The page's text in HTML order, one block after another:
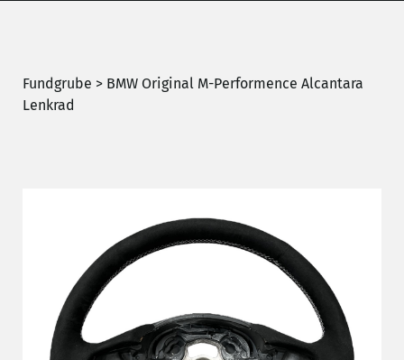
Fundgrube > BMW Original M-Performence Alcantara
Lenkrad